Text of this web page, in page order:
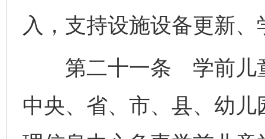
入，支持设施设备更新
第二十一条 学前儿童
中央、省、市、县、幼